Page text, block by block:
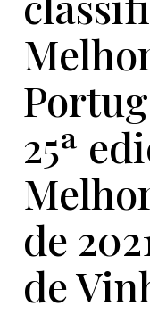
25ª
de
de